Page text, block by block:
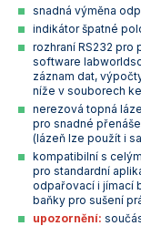
snadná výměna
indikátor špatné
rozhraní RS232
software
záznam dat,
níže v souborech
nerezová topná
pro snadné
(lázeň lze použít i
kompatibilní s
pro standardní
odpařovací i jímací
baňky pro sušení
upozornění: